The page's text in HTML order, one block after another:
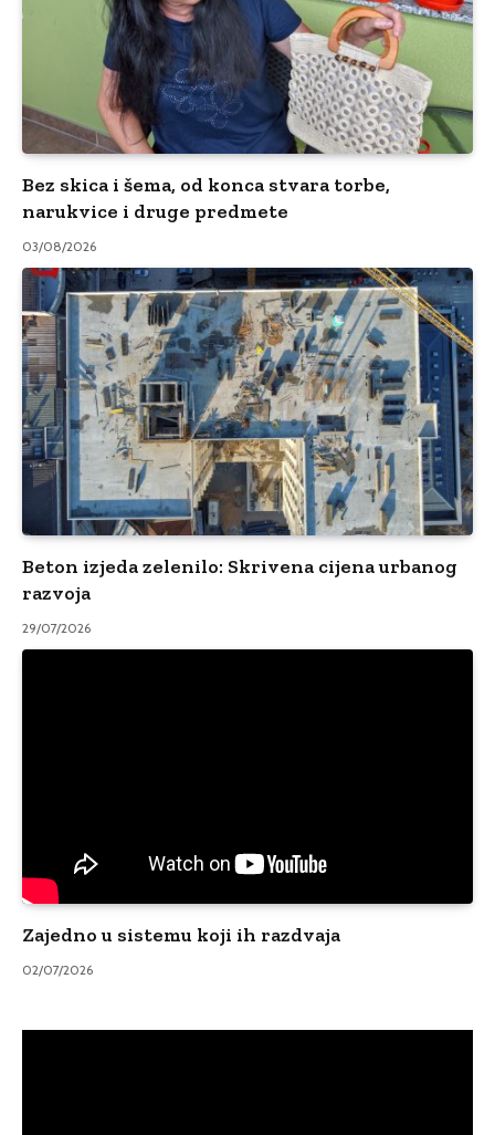
Bez skica i šema, od konca stvara torbe,
narukvice i druge predmete
03/08/2026
Beton izjeda zelenilo: Skrivena cijena urbanog
razvoja
29/07/2026
Zajedno u sistemu koji ih razdvaja
02/07/2026